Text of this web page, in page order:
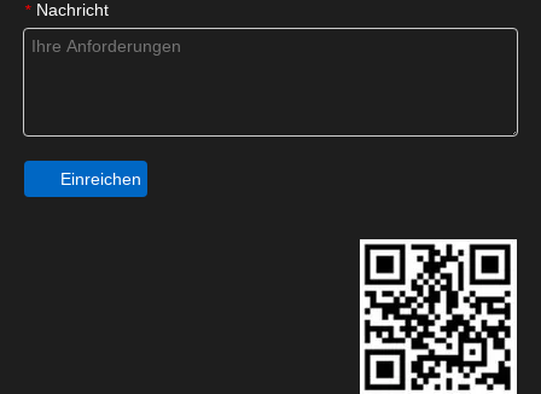
* Nachricht
Einreichen